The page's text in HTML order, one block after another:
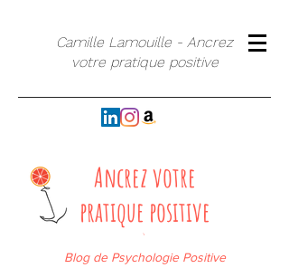
Camille Lamouille - Ancrez
votre pratique positive
Ancrez votre
pratique positive
`
Blog de Psychologie Positive